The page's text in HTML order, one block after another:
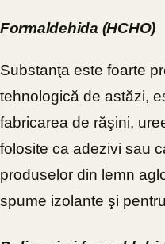
Formaldehida (HCHO)
Substanţa este foarte
tehnologică de astăzi,
fabricarea de răşini,
folosite ca adezivi sau
produselor din lemn
spume izolante şi